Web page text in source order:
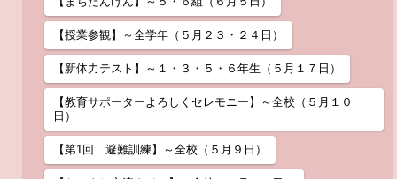
【授業参観】～全学年（５月２３・２４日）
【新体力テスト】～１・３・５・６年生（５月１７日）
【教育サポーターよろしくセレモニー】～全校（５月１０
日）
【第1回 避難訓練】～全校（５月９日）